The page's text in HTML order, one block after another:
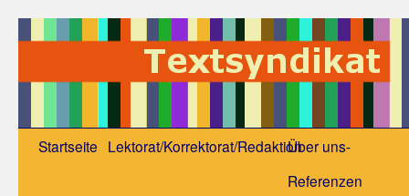
Startseite Lektorat/Korrektorat/RedaktionÜber uns-
Referenzen